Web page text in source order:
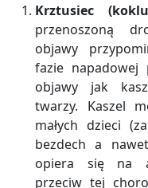
Krztusiec
przenoszoną
objawy
fazie napadowej
objawy jak
twarzy. Kaszel
małych dzieci
bezdech a
opiera się na
przeciw tej